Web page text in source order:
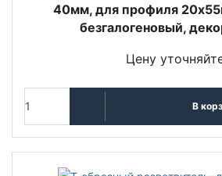
40мм, для профиля
безгалогеновый,
Цену
В